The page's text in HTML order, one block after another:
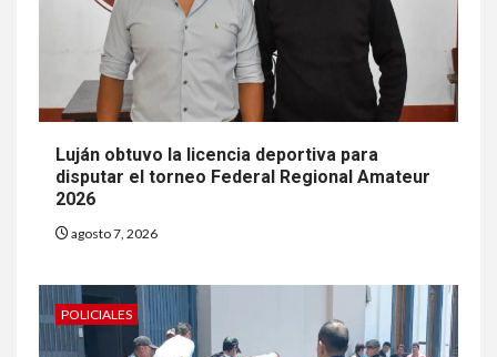
Luján obtuvo la licencia deportiva para
disputar el torneo Federal Regional Amateur
2026
agosto 7, 2026
POLICIALES